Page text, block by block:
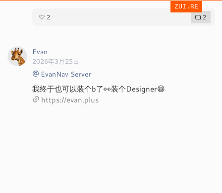
2 2
Evan
2026年3月25日
EvanNav Server
我终于也可以装个b了👀装个Designer😆
https://evan.plus
ZUI.RE